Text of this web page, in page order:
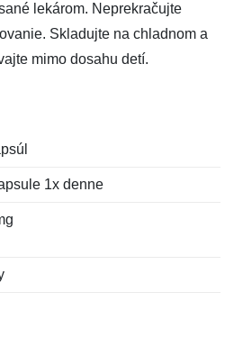
lekárom. Neprekračujte
Skladujte na chladnom a
mimo dosahu detí.
1x denne